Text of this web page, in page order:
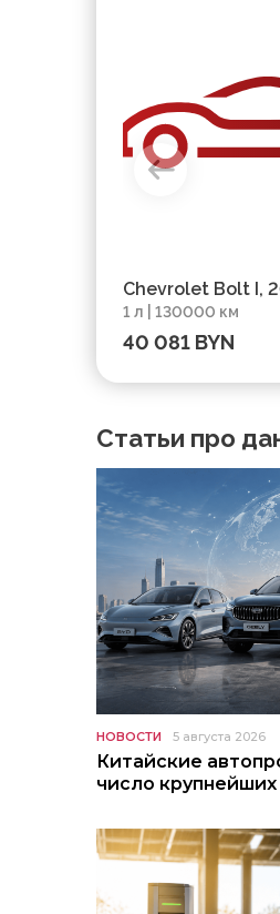
Chevrolet Bolt I,
130000 км
1 л | 130000 км
40 081 BYN
Статьи про
НОВОСТИ 5 августа 2026
Китайские
число